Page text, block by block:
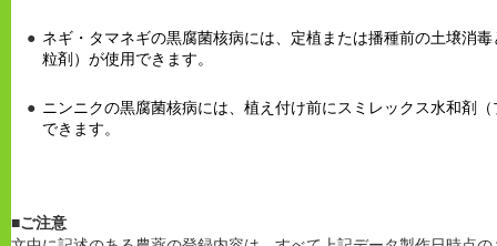
ネギ・タマネギの黒腐菌核病には、定植または播種前の土壌消
粒剤）が使用できます。
ニンニクの黒腐菌核病には、植え付け前にスミレックス水和剤
できます。
■ご注意